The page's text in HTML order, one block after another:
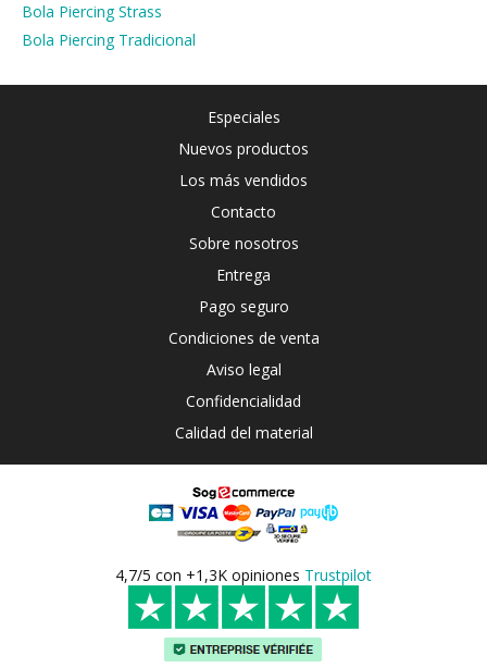
Bola Piercing Strass
Bola Piercing Tradicional
Especiales
Nuevos productos
Los más vendidos
Contacto
Sobre nosotros
Entrega
Pago seguro
Condiciones de venta
Aviso legal
Confidencialidad
Calidad del material
4,7/5 con +1,3K opiniones Trustpilot